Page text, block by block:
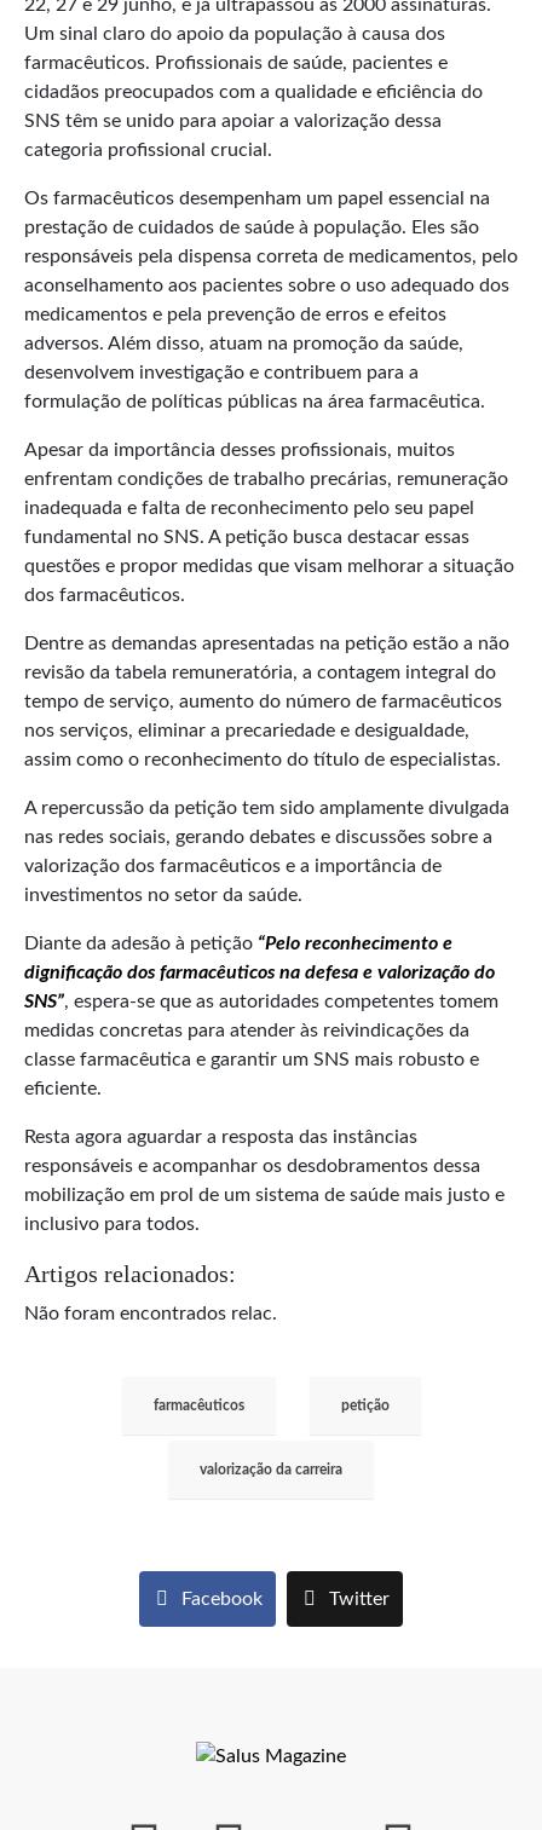
22, 27 e 29 junho, e já ultrapassou as 2000 assinaturas.
Um sinal claro do apoio da população à causa dos
farmacêuticos. Profissionais de saúde, pacientes e
cidadãos preocupados com a qualidade e eficiência do
SNS têm se unido para apoiar a valorização dessa
categoria profissional crucial.
Os farmacêuticos desempenham um papel essencial na
prestação de cuidados de saúde à população. Eles são
responsáveis pela dispensa correta de medicamentos, pelo
aconselhamento aos pacientes sobre o uso adequado dos
medicamentos e pela prevenção de erros e efeitos
adversos. Além disso, atuam na promoção da saúde,
desenvolvem investigação e contribuem para a
formulação de políticas públicas na área farmacêutica.
Apesar da importância desses profissionais, muitos
enfrentam condições de trabalho precárias, remuneração
inadequada e falta de reconhecimento pelo seu papel
fundamental no SNS. A petição busca destacar essas
questões e propor medidas que visam melhorar a situação
dos farmacêuticos.
Dentre as demandas apresentadas na petição estão a não
revisão da tabela remuneratória, a contagem integral do
tempo de serviço, aumento do número de farmacêuticos
nos serviços, eliminar a precariedade e desigualdade,
assim como o reconhecimento do título de especialistas.
A repercussão da petição tem sido amplamente divulgada
nas redes sociais, gerando debates e discussões sobre a
valorização dos farmacêuticos e a importância de
investimentos no setor da saúde.
Diante da adesão à petição “Pelo reconhecimento e
dignificação dos farmacêuticos na defesa e valorização do
SNS”, espera-se que as autoridades competentes tomem
medidas concretas para atender às reivindicações da
classe farmacêutica e garantir um SNS mais robusto e
eficiente.
Resta agora aguardar a resposta das instâncias
responsáveis e acompanhar os desdobramentos dessa
mobilização em prol de um sistema de saúde mais justo e
inclusivo para todos.
Artigos relacionados:
Não foram encontrados relac.
farmacêuticos petição
valorização da carreira
Facebook Twitter